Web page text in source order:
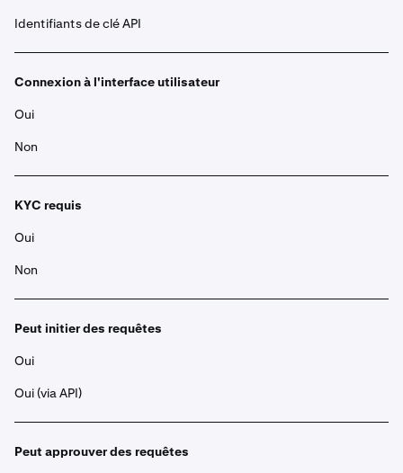
Identifiants de clé API
Connexion à l'interface utilisateur
Oui
Non
KYC requis
Oui
Non
Peut initier des requêtes
Oui
Oui (via API)
Peut approuver des requêtes